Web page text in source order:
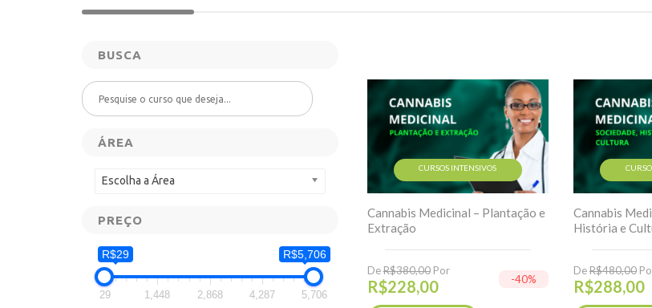
BUSCA
ÁREA
Escolha a Área
PREÇO
R$29 R$5,706
29 1,448 2,868 4,287 5,706
CURSOS INTENSIVOS
Cannabis Medicinal – Plantação e
Extração
DeR$380,00Por
R$228,00 -40%
Cannabis
História e
DeR$480,00
R$288,00